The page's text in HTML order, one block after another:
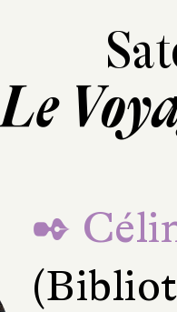
Le
✒